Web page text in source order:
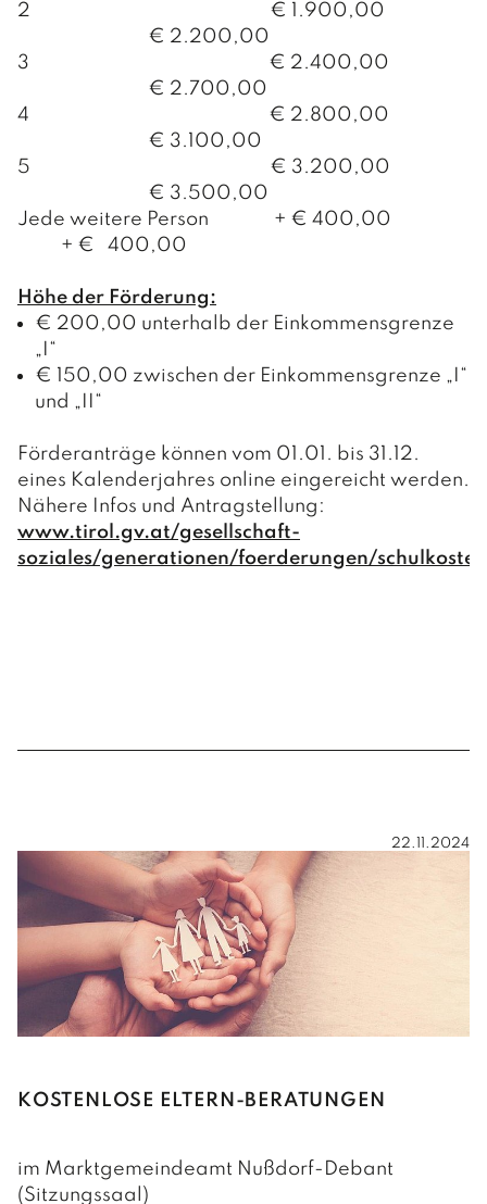
2 € 1.900,00
€ 2.200,00
3 € 2.400,00
€ 2.700,00
4 € 2.800,00
€ 3.100,00
5 € 3.200,00
€ 3.500,00
Jede weitere Person + € 400,00
+ € 400,00
Höhe der Förderung:
€ 200,00 unterhalb der Einkommensgrenze
„I“
€ 150,00 zwischen der Einkommensgrenze „I“
und „II“
Förderanträge können vom 01.01. bis 31.12.
eines Kalenderjahres online eingereicht werden.
Nähere Infos und Antragstellung:
www.tirol.gv.at/gesellschaft-
soziales/generationen/foerderungen/
KOSTENLOSE ELTERN-BERATUNGEN
im Marktgemeindeamt Nußdorf-Debant
(Sitzungssaal)
22.11.2024